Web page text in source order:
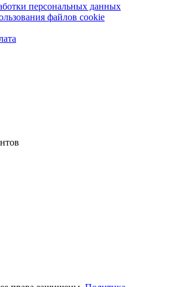
персональных данных
файлов cookie